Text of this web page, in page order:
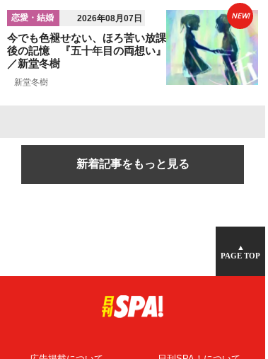
恋愛・結婚 2026年08月07日
今でも色褪せない、ほろ苦い放課
後の記憶 『五十年目の両想い』
／新堂冬樹
新堂冬樹
NEW!
新着記事をもっと見る
▲
PAGE TOP